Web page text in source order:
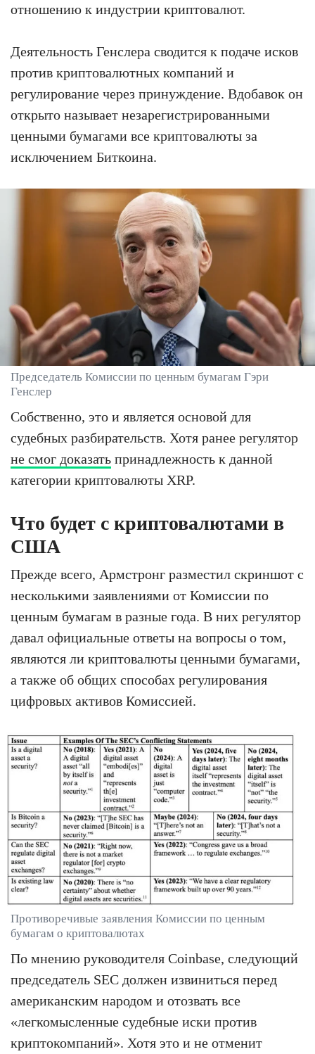
отношению к индустрии криптовалют.
Деятельность Генслера сводится к подаче исков
против криптовалютных компаний и
регулирование через принуждение. Вдобавок он
открыто называет незарегистрированными
ценными бумагами все криптовалюты за
исключением Биткоина.
Председатель Комиссии по ценным бумагам Гэри
Генслер
Собственно, это и является основой для
судебных разбирательств. Хотя ранее регулятор
не смог доказать принадлежность к данной
категории криптовалюты XRP.
Что будет с криптовалютами в
США
Прежде всего, Армстронг разместил скриншот с
несколькими заявлениями от Комиссии по
ценным бумагам в разные года. В них регулятор
давал официальные ответы на вопросы о том,
являются ли криптовалюты ценными бумагами,
а также об общих способах регулирования
цифровых активов Комиссией.
Противоречивые заявления Комиссии по ценным
бумагам о криптовалютах
По мнению руководителя Coinbase, следующий
председатель SEC должен извиниться перед
американским народом и отозвать все
«легкомысленные судебные иски против
криптокомпаний». Хотя это и не отменит